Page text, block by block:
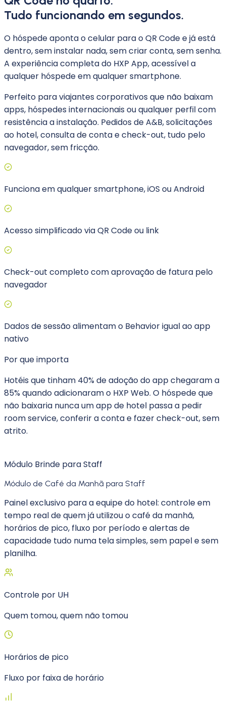
Tudo funcionando em segundos.
O hóspede aponta o celular para o QR Code e já está
dentro, sem instalar nada, sem criar conta, sem senha.
A experiência completa do HXP App, acessível a
qualquer hóspede em qualquer smartphone.
Perfeito para viajantes corporativos que não baixam
apps, hóspedes internacionais ou qualquer perfil com
resistência a instalação. Pedidos de A&B, solicitações
ao hotel, consulta de conta e check-out, tudo pelo
navegador, sem fricção.
Funciona em qualquer smartphone, iOS ou Android
Acesso simplificado via QR Code ou link
Check-out completo com aprovação de fatura pelo
navegador
Dados de sessão alimentam o Behavior igual ao app
nativo
Por que importa
Hotéis que tinham 40% de adoção do app chegaram a
85% quando adicionaram o HXP Web. O hóspede que
não baixaria nunca um app de hotel passa a pedir
room service, conferir a conta e fazer check-out, sem
atrito.
Módulo Brinde para Staff
Módulo de Café da Manhã para Staff
Painel exclusivo para a equipe do hotel: controle em
tempo real de quem já utilizou o café da manhã,
horários de pico, fluxo por período e alertas de
capacidade tudo numa tela simples, sem papel e sem
planilha.
Controle por UH
Quem tomou, quem não tomou
Horários de pico
Fluxo por faixa de horário